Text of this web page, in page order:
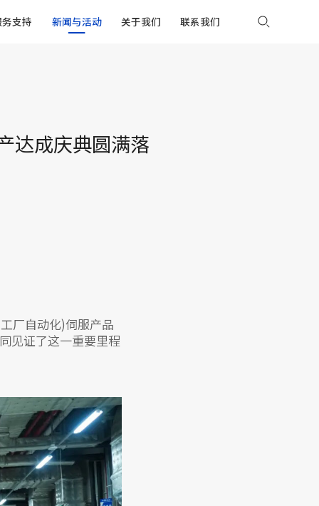
支持 新闻与活动 关于我们 联系我们
达成庆典圆满落
厂自动化)伺服产品
见证了这一重要里程